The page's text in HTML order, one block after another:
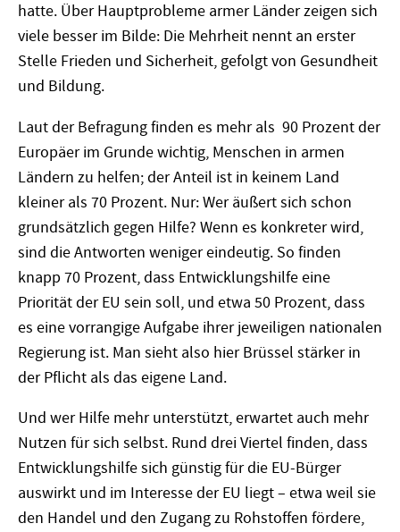
hatte. Über Hauptprobleme armer Länder zeigen sich
viele besser im Bilde: Die Mehrheit nennt an erster
Stelle Frieden und Sicherheit, gefolgt von Gesundheit
und Bildung.
Laut der Befragung finden es mehr als 90 Prozent der
Europäer im Grunde wichtig, Menschen in armen
Ländern zu helfen; der Anteil ist in keinem Land
kleiner als 70 Prozent. Nur: Wer äußert sich schon
grundsätzlich gegen Hilfe? Wenn es konkreter wird,
sind die Antworten weniger eindeutig. So finden
knapp 70 Prozent, dass Entwicklungshilfe eine
Priorität der EU sein soll, und etwa 50 Prozent, dass
es eine vorrangige Aufgabe ihrer jeweiligen nationalen
Regierung ist. Man sieht also hier Brüssel stärker in
der Pflicht als das eigene Land.
Und wer Hilfe mehr unterstützt, erwartet auch mehr
Nutzen für sich selbst. Rund drei Viertel finden, dass
Entwicklungshilfe sich günstig für die EU-Bürger
auswirkt und im Interesse der EU liegt – etwa weil sie
den Handel und den Zugang zu Rohstoffen fördere,